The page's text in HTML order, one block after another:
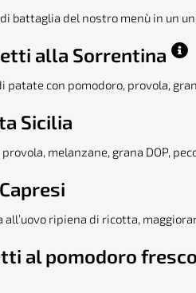
battaglia del nostro menù in un
alla Sorrentina
patate con pomodoro, provola,
Sicilia
melanzane, grana DOP,
ripiena di ricotta,
al pomodoro